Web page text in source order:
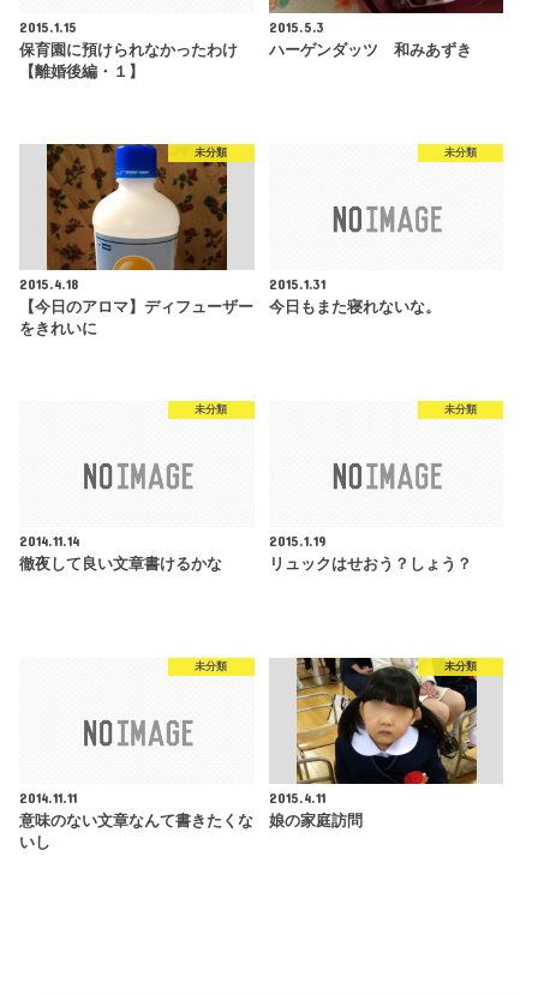
2015.1.15
保育園に預けられなかったわけ
【離婚後編・１】
2015.5.3
ハーゲンダッツ 和みあずき
未分類
2015.4.18
【今日のアロマ】ディフューザー
をきれいに
未分類
2015.1.31
今日もまた寝れないな。
未分類
2014.11.14
徹夜して良い文章書けるかな
未分類
2015.1.19
リュックはせおう？しょう？
未分類
2014.11.11
意味のない文章なんて書きたくな
いし
未分類
2015.4.11
娘の家庭訪問